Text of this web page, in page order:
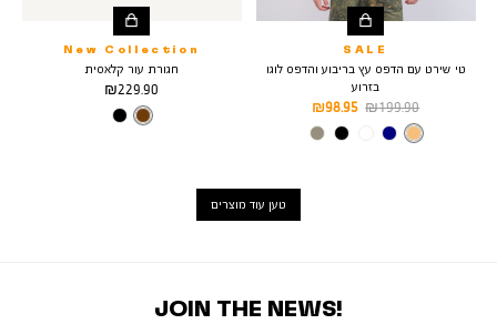
SALE
טי שירט עם הדפס עץ בריבוע והדפס לוגו
בזרוע
מחיר
מוצר
98.95 ₪
מחיר
רגיל
199.90 ₪
צבע
WHEAT
BOOT/BLACK
New Collection
חגורת עור קלאסית
מחיר
מוצר
229.90 ₪
צבע
Brown
טען עוד מוצרים
JOIN THE NEWS!